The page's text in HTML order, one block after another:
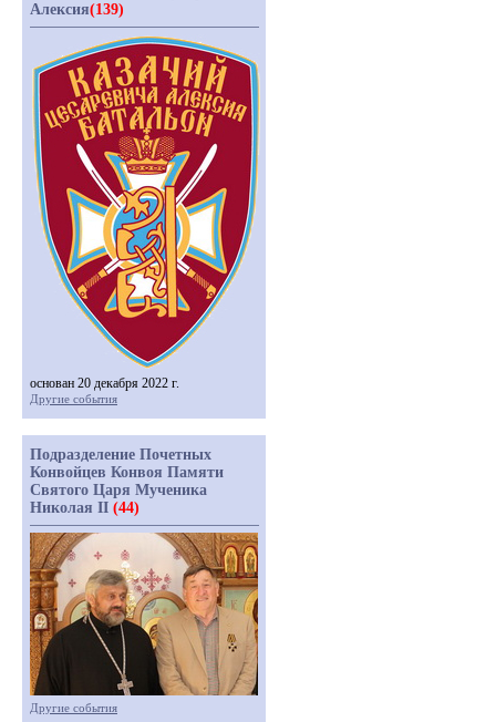
Алексия(139)
основан 20 декабря 2022 г.
Другие события
Подразделение Почетных
Конвойцев Конвоя Памяти
Святого Царя Мученика
Николая II (44)
Другие события